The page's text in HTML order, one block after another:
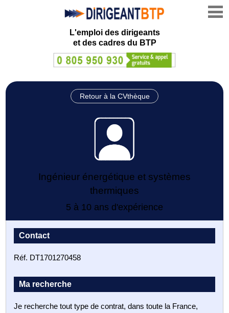
L'emploi des dirigeants
et des cadres du BTP
Retour à la CVthèque
Ingénieur énergétique et systèmes
thermiques
5 à 10 ans d'expérience
Contact
Réf. DT1701270458
Ma recherche
Je recherche tout type de contrat, dans toute la France,